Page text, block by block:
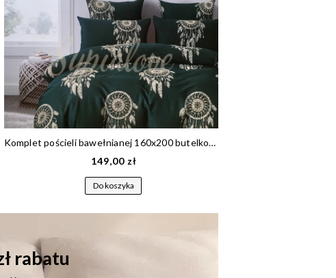
Komplet pościeli bawełnianej 160x200 butelkowa zieleń w łapacz snów 1694
149,00 zł
Do koszyka
rabatu